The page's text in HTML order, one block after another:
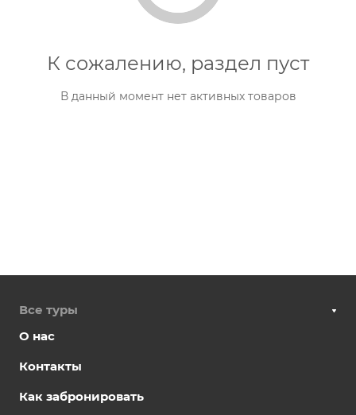
К сожалению, раздел пуст
В данный момент нет активных товаров
Все туры
О нас
Контакты
Как забронировать